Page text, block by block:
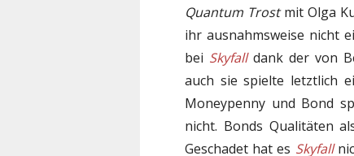
Quantum Trostmit Olga
ihr ausnahmsweise nicht
bei Skyfalldank der von
auch sie spielte letztlich
Moneypenny und Bond
nicht. Bonds Qualitäten
Geschadet hat es Skyfall